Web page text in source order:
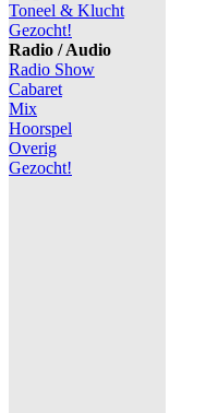
Toneel & Klucht
Gezocht!
Radio / Audio
Radio Show
Cabaret
Mix
Hoorspel
Overig
Gezocht!